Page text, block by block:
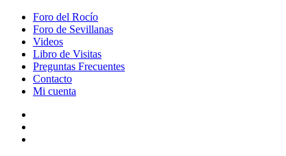
Foro del Rocío
Foro de Sevillanas
Videos
Libro de Visitas
Preguntas Frecuentes
Contacto
Mi cuenta